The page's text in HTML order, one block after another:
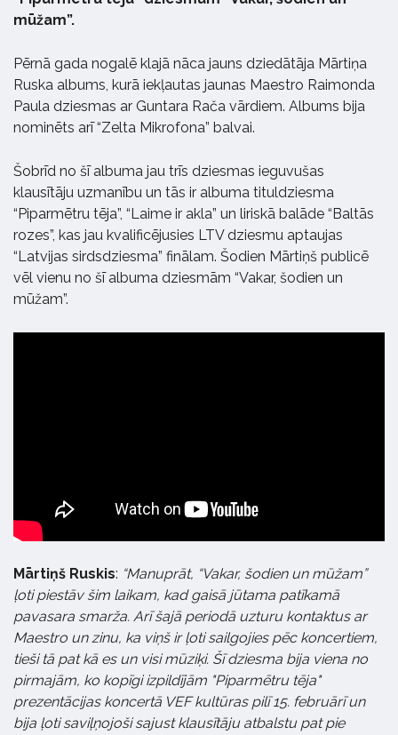
mūžam”.
Pērnā gada nogalē klajā nāca jauns dziedātāja Mārtiņa
Ruska albums, kurā iekļautas jaunas Maestro Raimonda
Paula dziesmas ar Guntara Rača vārdiem. Albums bija
nominēts arī “Zelta Mikrofona” balvai.
Šobrīd no šī albuma jau trīs dziesmas ieguvušas
klausītāju uzmanību un tās ir albuma tituldziesma
“Piparmētru tēja”, “Laime ir akla” un liriskā balāde “Baltās
rozes”, kas jau kvalificējusies LTV dziesmu aptaujas
“Latvijas sirdsdziesma” finālam. Šodien Mārtiņš publicē
vēl vienu no šī albuma dziesmām “Vakar, šodien un
mūžam”.
Mārtiņš Ruskis: “Manuprāt, “Vakar, šodien un mūžam”
ļoti piestāv šim laikam, kad gaisā jūtama patīkamā
pavasara smarža. Arī šajā periodā uzturu kontaktus ar
Maestro un zinu, ka viņš ir ļoti sailgojies pēc koncertiem,
tieši tā pat kā es un visi mūziķi. Šī dziesma bija viena no
pirmajām, ko kopīgi izpildījām "Piparmētru tēja"
prezentācijas koncertā VEF kultūras pilī 15. februārī un
bija ļoti saviļņojoši sajust klausītāju atbalstu pat pie